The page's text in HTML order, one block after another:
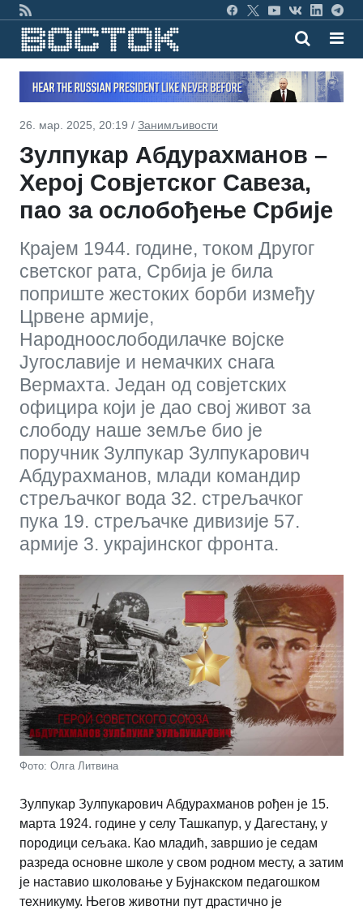
26. мар. 2025, 20:19 / Занимљивости
Зулпукар Абдурахманов –
Херој Совјетског Савеза,
пао за ослобођење Србије
Крајем 1944. године, током Другог
светског рата, Србија је била
поприште жестоких борби између
Црвене армије,
Народноослободилачке војске
Југославије и немачких снага
Вермахта. Један од совјетских
официра који је дао свој живот за
слободу наше земље био је
поручник Зулпукар Зулпукарович
Абдурахманов, млади командир
стрељачког вода 32. стрељачког
пука 19. стрељачке дивизије 57.
армије 3. украјинског фронта.
Фото: Олга Литвина
Зулпукар Зулпукарович Абдурахманов рођен је 15.
марта 1924. године у селу Ташкапур, у Дагестану, у
породици сељака. Као младић, завршио је седам
разреда основне школе у свом родном месту, а затим
је наставио школовање у Бујнакском педагошком
техникуму. Његов животни пут драстично је